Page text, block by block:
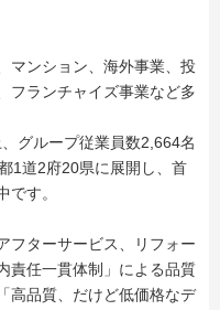
マンション、海外事業、投
フランチャイズ事業など多
グループ従業員数2,664名
1道2府20県に展開し、首
す。
フターサービス、リフォー
責任一貫体制」による品質
高品質、だけど低価格なデ